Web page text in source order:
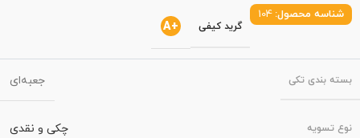
شناسه محصول: 104
گرید کیفی +A
بسته‌ بندی تکی جعبه‌ای
نوع تسویه چکی و نقدی